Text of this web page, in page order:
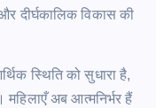
दीर्घकालिक विकास की
स्थिति को सुधारा है,
अब आत्मनिर्भर हैं